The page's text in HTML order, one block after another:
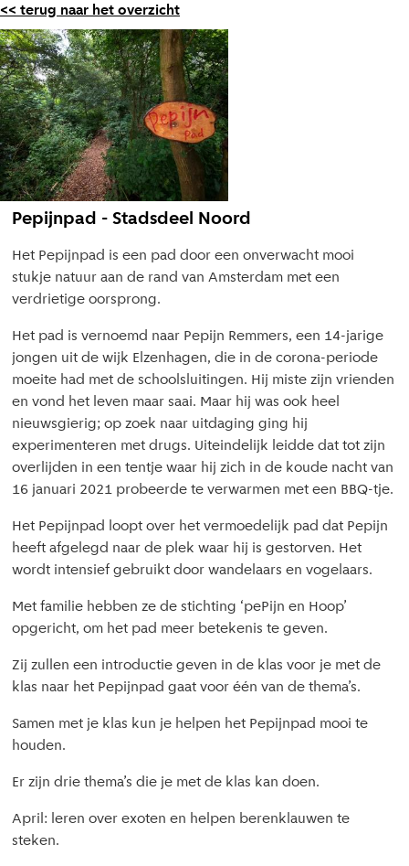
<< terug naar het overzicht
Pepijnpad - Stadsdeel Noord
Het Pepijnpad is een pad door een onverwacht mooi
stukje natuur aan de rand van Amsterdam met een
verdrietige oorsprong.
Het pad is vernoemd naar Pepijn Remmers, een 14-jarige
jongen uit de wijk Elzenhagen, die in de corona-periode
moeite had met de schoolsluitingen. Hij miste zijn vrienden
en vond het leven maar saai. Maar hij was ook heel
nieuwsgierig; op zoek naar uitdaging ging hij
experimenteren met drugs. Uiteindelijk leidde dat tot zijn
overlijden in een tentje waar hij zich in de koude nacht van
16 januari 2021 probeerde te verwarmen met een BBQ-tje.
Het Pepijnpad loopt over het vermoedelijk pad dat Pepijn
heeft afgelegd naar de plek waar hij is gestorven. Het
wordt intensief gebruikt door wandelaars en vogelaars.
Met familie hebben ze de stichting ‘pePijn en Hoop’
opgericht, om het pad meer betekenis te geven.
Zij zullen een introductie geven in de klas voor je met de
klas naar het Pepijnpad gaat voor één van de thema’s.
Samen met je klas kun je helpen het Pepijnpad mooi te
houden.
Er zijn drie thema’s die je met de klas kan doen.
April: leren over exoten en helpen berenklauwen te
steken.